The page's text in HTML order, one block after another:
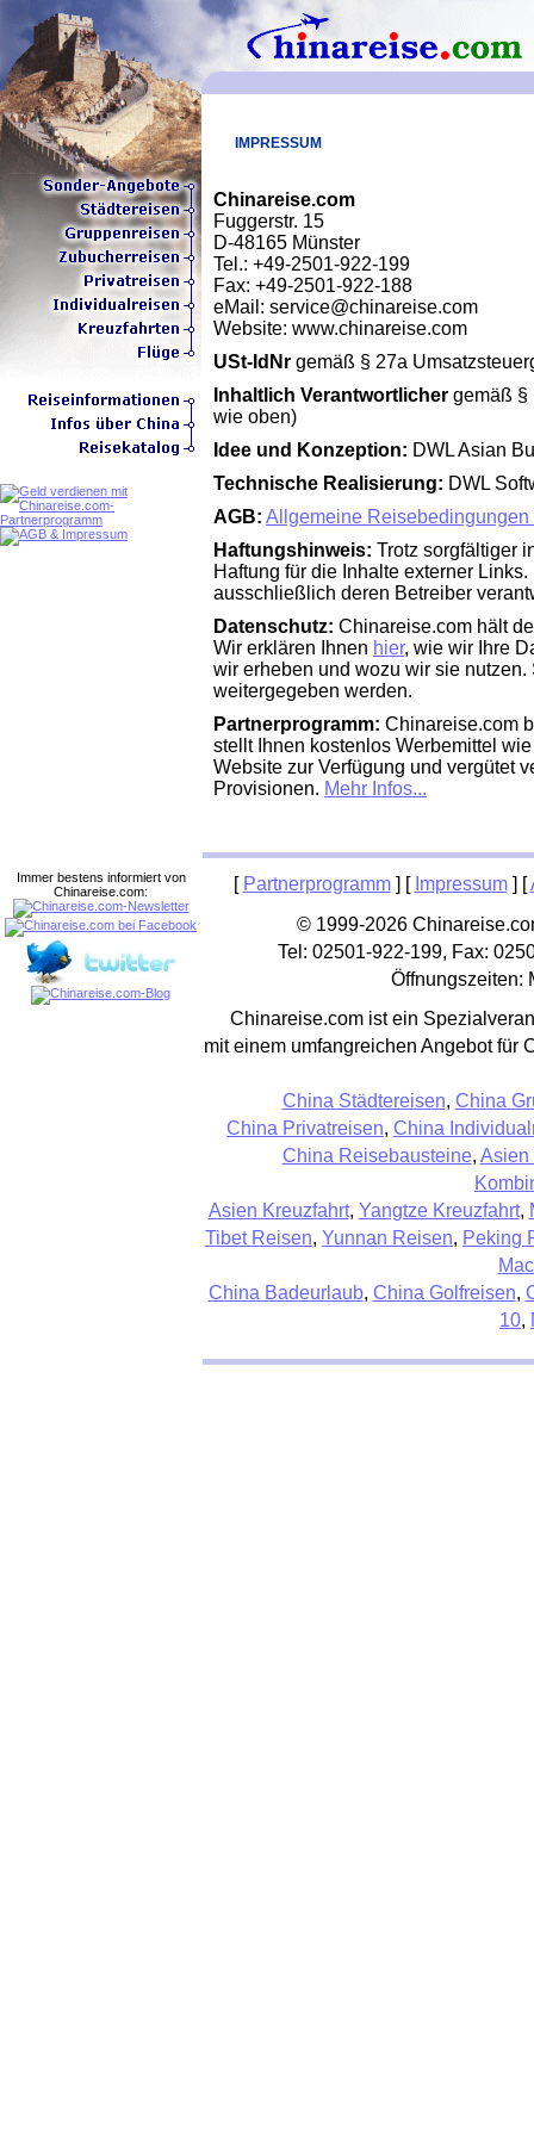
IMPRESSUM
Chinareise.com
Fuggerstr. 15
D-48165 Münster
Tel.: +49-2501-922-199
Fax: +49-2501-922-188
eMail: service@chinareise.com
Website: www.chinareise.com
USt-IdNr gemäß § 27a
Inhaltlich Verantwortlicher gemäß §
wie oben)
Idee und Konzeption: DWL Asian
Technische Realisierung: DWL
AGB: Allgemeine
Haftungshinweis: Trotz sorgfältiger
Haftung für die Inhalte externer
ausschließlich deren Betreiber
Datenschutz: Chinareise.com hält
Wir erklären Ihnen hier, wie wir Ihre
wir erheben und wozu wir sie
weitergegeben werden.
Partnerprogramm: Chinareise.com
stellt Ihnen kostenlos Werbemittel
Website zur Verfügung und vergütet
Provisionen. Mehr Infos...
[ Partnerprogramm] [ Impressum] [
© 1999-2026
Tel: 02501-922-199, Fax:
Öffnungszeiten:
Chinareise.com ist ein
mit einem umfangreichen Angebot für
China Städtereisen, China
China Privatreisen, China
China Reisebausteine, Asien
Asien Kreuzfahrt, Yangtze Kreuzfahrt,
Tibet Reisen, Yunnan Reisen, Peking
China Badeurlaub, China Golfreisen,
10,
Immer bestens informiert von
Chinareise.com: